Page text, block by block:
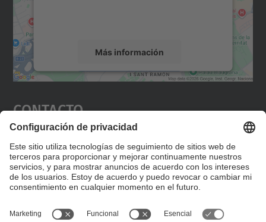
Más información
Aceptar
powered by
Contacto
Editad en la página "Contacto personalizado", que
encontraréis en la raíz de español, vuestros datos
personalizados de contacto.
Formulario de contacto